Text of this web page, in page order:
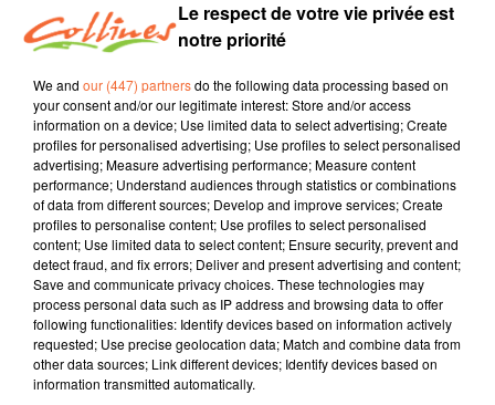
info
11 décembre 2025 - 14 min 1 sec
JOURNAL DU JEUDI 11 DÉCEMBRE (MIDI)
Fabien Gazeau
L'info près de chez vous
Présenté par Fabien Gazeau
- Agur va assurer à partir du 1er janvier la délégation de
service public attribué par le SVL pour la distribution de
l'eau (photo)
- La Confédération paysanne manifestait hier devant la
sous-préfecture pour signifier son mécontentement
Le respect de votre vie privée est
notre priorité
We and our (447) partnersdo the following data processing based on
your consent and/or our legitimate interest: Store and/or access
information on a device; Use limited data to select advertising; Create
profiles for personalised advertising; Use profiles to select personalised
advertising; Measure advertising performance; Measure content
performance; Understand audiences through statistics or combinations
of data from different sources; Develop and improve services; Create
profiles to personalise content; Use profiles to select personalised
content; Use limited data to select content; Ensure security, prevent and
detect fraud, and fix errors; Deliver and present advertising and content;
Save and communicate privacy choices. These technologies may
process personal data such as IP address and browsing data to offer
following functionalities: Identify devices based on information actively
requested; Use precise geolocation data; Match and combine data from
other data sources; Link different devices; Identify devices based on
information transmitted automatically.